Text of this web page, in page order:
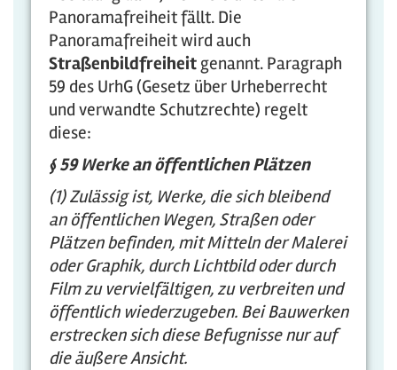
Panoramafreiheit fällt. Die
Panoramafreiheit wird auch
Straßenbildfreiheit genannt. Paragraph
59 des UrhG (Gesetz über Urheberrecht
und verwandte Schutzrechte) regelt
diese:
§ 59 Werke an öffentlichen Plätzen
(1) Zulässig ist, Werke, die sich bleibend
an öffentlichen Wegen, Straßen oder
Plätzen befinden, mit Mitteln der Malerei
oder Graphik, durch Lichtbild oder durch
Film zu vervielfältigen, zu verbreiten und
öffentlich wiederzugeben. Bei Bauwerken
erstrecken sich diese Befugnisse nur auf
die äußere Ansicht.